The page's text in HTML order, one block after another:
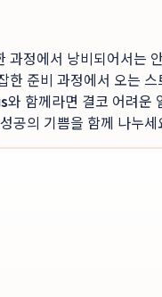
과정에서 낭비되어서는
준비 과정에서 오는
와 함께라면 결코 어려운
공의 기쁨을 함께 나누